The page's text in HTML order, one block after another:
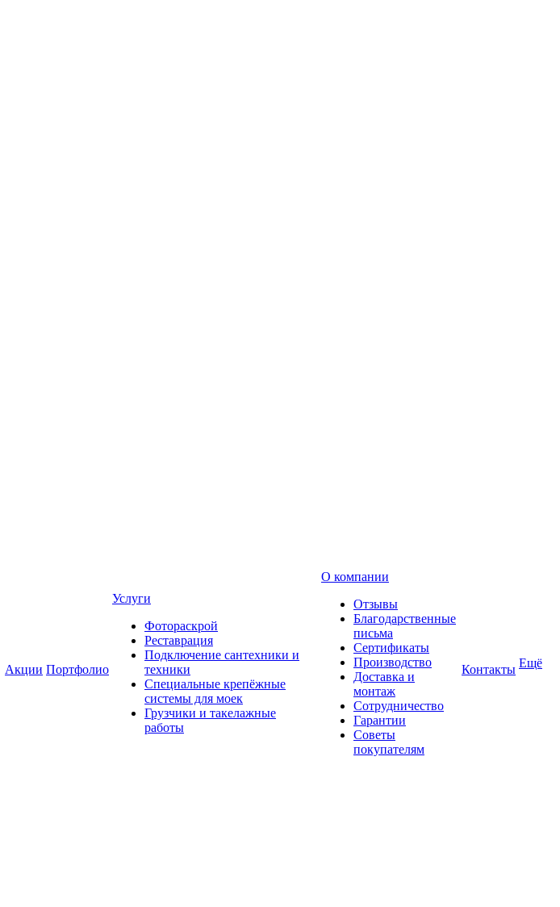
Акции Портфолио
Услуги
Фотораскрой
Реставрация
Подключение сантехники и
техники
Специальные крепёжные
системы для моек
Грузчики и такелажные
работы
О компании
Отзывы
Благодарственные
письма
Сертификаты
Производство
Доставка и
монтаж
Сотрудничество
Гарантии
Советы
покупателям
Контакты Ещё